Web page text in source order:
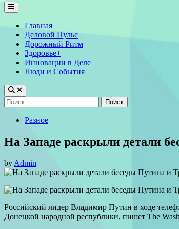
Main
Menu
Главная
Деловой Пульс
Дорожный Ритм
Здоровье+
Инновации в Деле
Люди и События
Найти:
PostedРазное
На Западе раскрыли детали
byAdmin
Российский лидер Владимир Путин в ходе
Донецкой народной республики, пишет The